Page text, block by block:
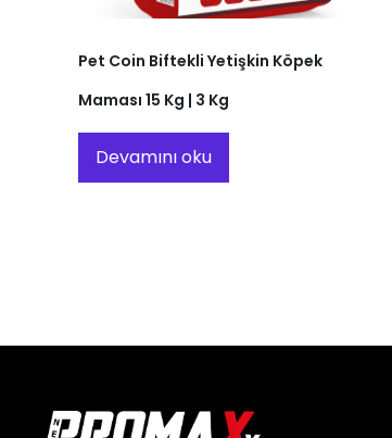
Pet Coin Biftekli Yetişkin Köpek
Maması 15 Kg | 3 Kg
Devamını oku